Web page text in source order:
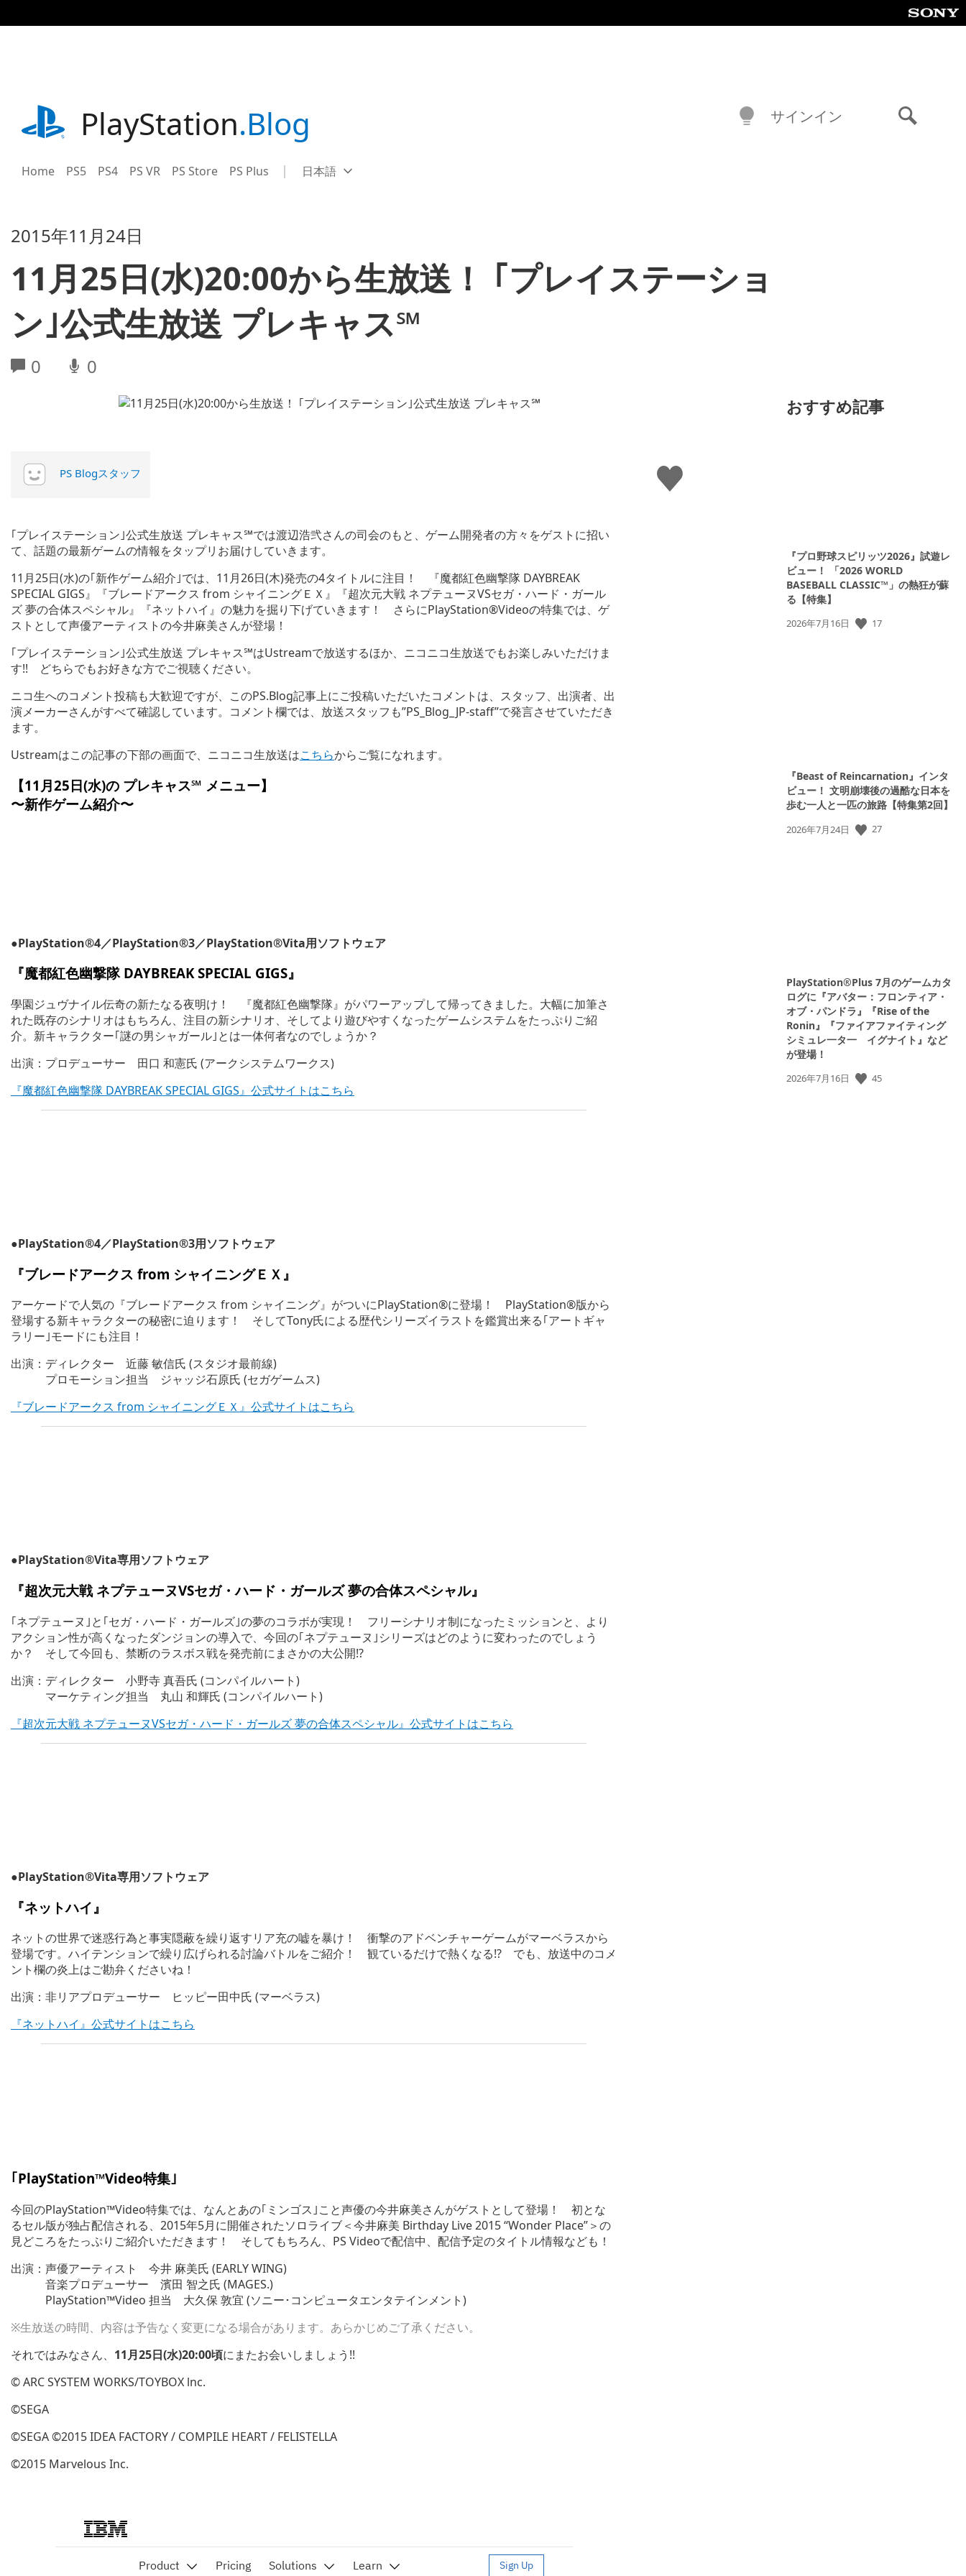
事
playstation.comPlayStation.Blog
Home PS5 PS4 PS VR PS Store PS Plus Select
Current
日本語
サインイン
2015年11月24日
11月25日(水)20:00から生放送！ ｢プレイステーショ
ン｣公式生放送 プレキャス℠
0 0
い
い
PS Blogスタッフ
｢プレイステーション｣公式生放送 プレキャス℠では渡辺浩弐さんの司会のもと、ゲーム開発者の方々をゲストに招い
て、話題の最新ゲームの情報をタップリお届けしていきます。
11月25日(水)の｢新作ゲーム紹介｣では、11月26日(木)発売の4タイトルに注目！ 『魔都紅色幽撃隊 DAYBREAK
SPECIAL GIGS』『ブレードアークス from シャイニングＥＸ』『超次元大戦 ネプテューヌVSセガ・ハード・ガール
ズ 夢の合体スペシャル』『ネットハイ』の魅力を掘り下げていきます！ さらにPlayStation®Videoの特集では、ゲ
ストとして声優アーティストの今井麻美さんが登場！
｢プレイステーション｣公式生放送 プレキャス℠はUstreamで放送するほか、ニコニコ生放送でもお楽しみいただけま
す!! どちらでもお好きな方でご視聴ください。
ニコ生へのコメント投稿も大歓迎ですが、このPS.Blog記事上にご投稿いただいたコメントは、スタッフ、出演者、出
演メーカーさんがすべて確認しています。コメント欄では、放送スタッフも”PS_Blog_JP-staff”で発言させていただき
ます。
Ustreamはこの記事の下部の画面で、ニコニコ生放送はこちらからご覧になれます。
【11月25日(水)の プレキャス℠ メニュー】
〜新作ゲーム紹介〜
●PlayStation®4／PlayStation®3／PlayStation®Vita用ソフトウェア
『魔都紅色幽撃隊 DAYBREAK SPECIAL GIGS』
學園ジュヴナイル伝奇の新たなる夜明け！ 『魔都紅色幽撃隊』がパワーアップして帰ってきました。大幅に加筆さ
れた既存のシナリオはもちろん、注目の新シナリオ、そしてより遊びやすくなったゲームシステムをたっぷりご紹
介。新キャラクター｢謎の男シャガール｣とは一体何者なのでしょうか？
出演：プロデューサー 田口 和憲氏 (アークシステムワークス)
『魔都紅色幽撃隊 DAYBREAK SPECIAL GIGS』公式サイトはこちら
●PlayStation®4／PlayStation®3用ソフトウェア
『ブレードアークス from シャイニングＥＸ 』
アーケードで人気の『ブレードアークス from シャイニング』がついにPlayStation®に登場！ PlayStation®版から
登場する新キャラクターの秘密に迫ります！ そしてTony氏による歴代シリーズイラストを鑑賞出来る｢アートギャ
ラリー｣モードにも注目！
出演：ディレクター 近藤 敏信氏 (スタジオ最前線)
プロモーション担当 ジャッジ石原氏 (セガゲームス)
『ブレードアークス from シャイニングＥＸ』公式サイトはこちら
●PlayStation®Vita専用ソフトウェア
『超次元大戦 ネプテューヌVSセガ・ハード・ガールズ 夢の合体スペシャル』
｢ネプテューヌ｣と｢セガ・ハード・ガールズ｣の夢のコラボが実現！ フリーシナリオ制になったミッションと、より
アクション性が高くなったダンジョンの導入で、今回の｢ネプテューヌ｣シリーズはどのように変わったのでしょう
か？ そして今回も、禁断のラスボス戦を発売前にまさかの大公開!?
出演：ディレクター 小野寺 真吾氏 (コンパイルハート)
マーケティング担当 丸山 和輝氏 (コンパイルハート)
『超次元大戦 ネプテューヌVSセガ・ハード・ガールズ 夢の合体スペシャル』公式サイトはこちら
●PlayStation®Vita専用ソフトウェア
『ネットハイ』
ネットの世界で迷惑行為と事実隠蔽を繰り返すリア充の嘘を暴け！ 衝撃のアドベンチャーゲームがマーベラスから
登場です。ハイテンションで繰り広げられる討論バトルをご紹介！ 観ているだけで熱くなる!? でも、放送中のコメ
ント欄の炎上はご勘弁くださいね！
出演：非リアプロデューサー ヒッピー田中氏 (マーベラス)
『ネットハイ』公式サイトはこちら
｢PlayStation™Video特集｣
今回のPlayStation™Video特集では、なんとあの｢ミンゴス｣こと声優の今井麻美さんがゲストとして登場！ 初とな
るセル版が独占配信される、2015年5月に開催されたソロライブ＜今井麻美 Birthday Live 2015 “Wonder Place”＞の
見どころをたっぷりご紹介いただきます！ そしてもちろん、PS Videoで配信中、配信予定のタイトル情報なども！
出演：声優アーティスト 今井 麻美氏 (EARLY WING)
音楽プロデューサー 濱田 智之氏 (MAGES.)
PlayStation™Video 担当 大久保 敦宜 (ソニー･コンピュータエンタテインメント)
※生放送の時間、内容は予告なく変更になる場合があります。あらかじめご了承ください。
それではみなさん、 11月25日(水)20:00頃にまたお会いしましょう!!
© ARC SYSTEM WORKS/TOYBOX lnc.
©SEGA
©SEGA ©2015 IDEA FACTORY / COMPILE HEART / FELISTELLA
©2015 Marvelous Inc.
おすすめ記事
『プロ野球スピリッツ2026』試遊レ
ビュー！ 「2026 WORLD
BASEBALL CLASSIC™」の熱狂が蘇
る【特集】
公
2026年7月16日 17
『Beast of Reincarnation』インタ
ビュー！ 文明崩壊後の過酷な日本を
歩む一人と一匹の旅路【特集第2回】
公
2026年7月24日 27
PlayStation®Plus 7月のゲームカタ
ログに『アバター：フロンティア・
オブ・パンドラ』『Rise of the
Ronin』『ファイアファイティング
シミュレ一タ一 イグナイト』など
が登場！
公
2026年7月16日 45